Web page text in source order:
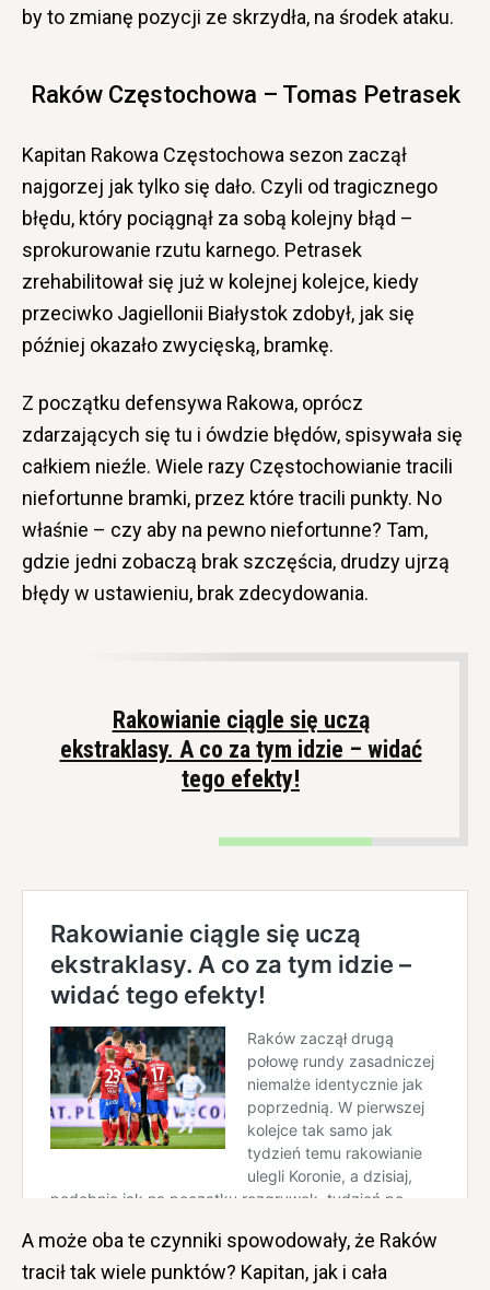
by to zmianę pozycji ze skrzydła, na środek ataku.
Raków Częstochowa – Tomas Petrasek
Kapitan Rakowa Częstochowa sezon zaczął
najgorzej jak tylko się dało. Czyli od tragicznego
błędu, który pociągnął za sobą kolejny błąd –
sprokurowanie rzutu karnego. Petrasek
zrehabilitował się już w kolejnej kolejce, kiedy
przeciwko Jagiellonii Białystok zdobył, jak się
później okazało zwycięską, bramkę.
Z początku defensywa Rakowa, oprócz
zdarzających się tu i ówdzie błędów, spisywała się
całkiem nieźle. Wiele razy Częstochowianie tracili
niefortunne bramki, przez które tracili punkty. No
właśnie – czy aby na pewno niefortunne? Tam,
gdzie jedni zobaczą brak szczęścia, drudzy ujrzą
błędy w ustawieniu, brak zdecydowania.
Rakowianie ciągle się uczą
ekstraklasy. A co za tym idzie – widać
tego efekty!
A może oba te czynniki spowodowały, że Raków
tracił tak wiele punktów? Kapitan, jak i cała